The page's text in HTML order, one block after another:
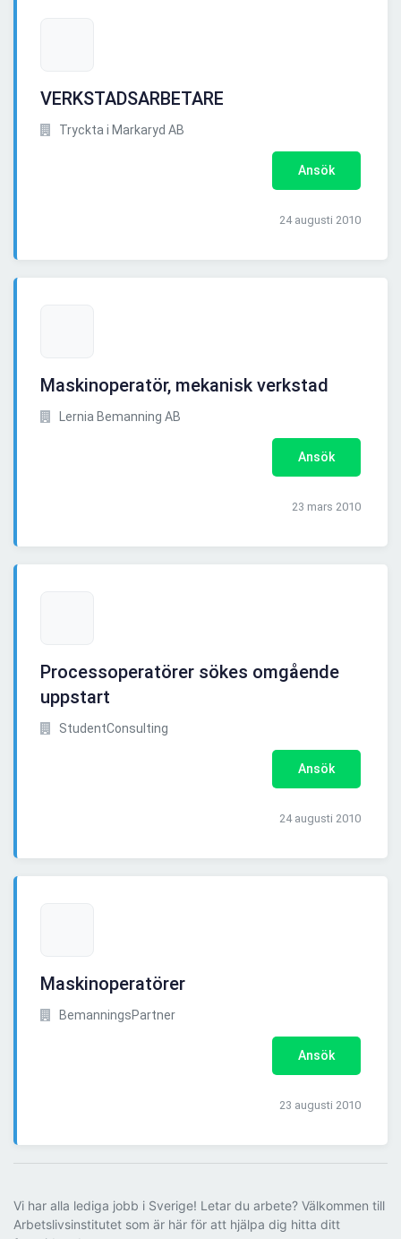
VERKSTADSARBETARE
Tryckta i Markaryd AB
Ansök
24 augusti 2010
Maskinoperatör, mekanisk verkstad
Lernia Bemanning AB
Ansök
23 mars 2010
Processoperatörer sökes omgående
uppstart
StudentConsulting
Ansök
24 augusti 2010
Maskinoperatörer
BemanningsPartner
Ansök
23 augusti 2010
Vi har alla lediga jobb i Sverige! Letar du arbete? Välkommen till
Arbetslivsinstitutet som är här för att hjälpa dig hitta ditt